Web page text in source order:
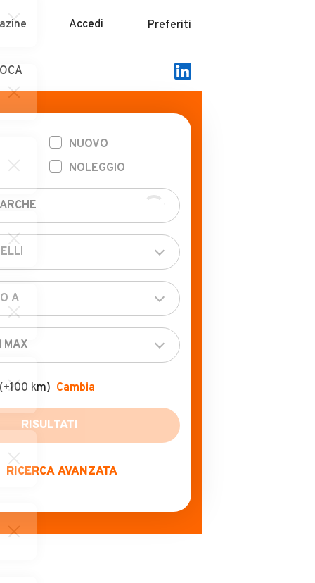
Accedi Preferiti
NUOVO
NOLEGGIO
(+100 km) Cambia
RISULTATI
RICERCA AVANZATA